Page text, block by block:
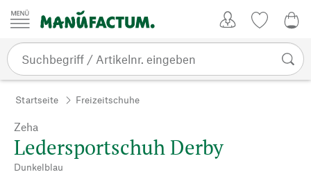
Zum Inhalt springen
Startseite Freizeitschuhe
Zeha
Ledersportschuh Derby
Dunkelblau